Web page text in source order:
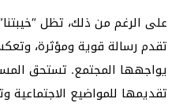
على الرغم من ذلك، تظل
تقدم رسالة قوية ومؤثرة،
يواجهها المجتمع. تستحق
تقديمها للمواضيع الاجتماعية